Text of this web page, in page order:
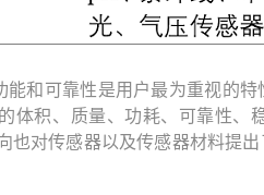
能和可靠性是用户最为重视的
体积、质量、功耗、可靠性、
也对传感器以及传感器材料提